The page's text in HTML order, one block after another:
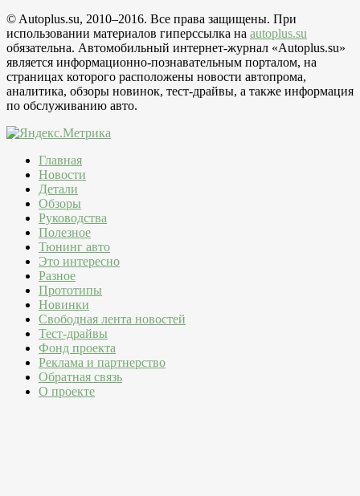
© Autoplus.su, 2010–2016. Все права защищены. При
использовании материалов гиперссылка на autoplus.su
обязательна. Автомобильный интернет-журнал «Autoplus.su»
является информационно-познавательным порталом, на
страницах которого расположены новости автопрома,
аналитика, обзоры новинок, тест-драйвы, а также информация
по обслуживанию авто.
Главная
Новости
Детали
Обзоры
Руководства
Полезное
Тюнинг авто
Это интересно
Разное
Прототипы
Новинки
Свободная лента новостей
Тест-драйвы
Фонд проекта
Реклама и партнерство
Обратная связь
О проекте